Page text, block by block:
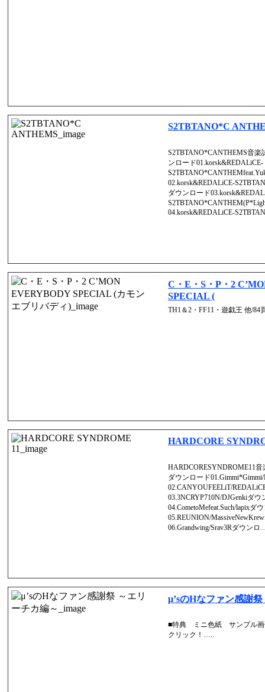
S2TBTANO*C
S2TBTANO*CANTHEMS音
ンロード01.korsk&REDALiCE-
02.korsk&REDALiCE-
ダウンロード
04.korsk&REDALiCE-
C・E・S・P・2
SPECIAL (
TH1＆2・FF11・遊戯王 他/84
HARDCORE
HARDCORESYNDROME11
ダウンロード
02.CANYOUFEELiT/
03.3NCRYP710N/DJGenkiダウ
04.CometoMefeat.Such/lapixダ
05.REUNION/
06.Grandwing/Srav3Rダウンロ
μ’sのHなファン感謝
■特典 ミニ色紙 サンプル
クリック！…..